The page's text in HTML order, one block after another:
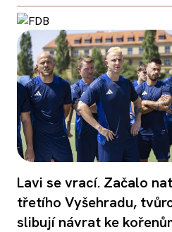
Lavi se vrací. Začalo
třetího Vyšehradu,
slibují návrat ke